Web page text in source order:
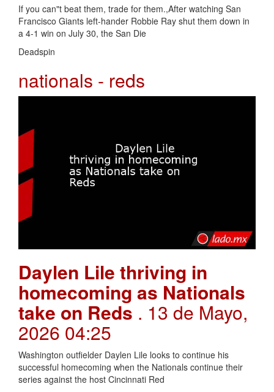
If you can"t beat them, trade for them.,After watching San
Francisco Giants left-hander Robbie Ray shut them down in
a 4-1 win on July 30, the San Die
Deadspin
nationals - reds
Daylen Lile thriving in
homecoming as Nationals
take on Reds . 13 de Mayo,
2026 04:25
Washington outfielder Daylen Lile looks to continue his
successful homecoming when the Nationals continue their
series against the host Cincinnati Red